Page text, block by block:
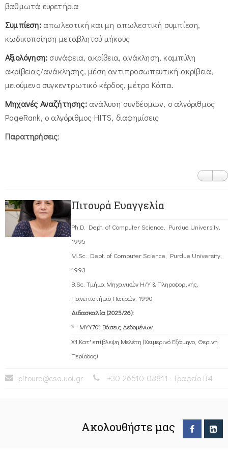
βαθμωτά ευρετήρια
Συμπίεση:απωλεστική και μη απωλεστική συμπίεση,
κωδικοποίηση μεταβλητού μήκους
Αξιολόγηση: συνάφεια, ακρίβεια, ανάκληση, καμπύλη
ακρίβειας/ανάκλησης, μέση αντιπροσωπευτική ακρίβεια,
μειούμενο συγκεντρωτικό κέρδος, μέτρο Κάπα.
Μηχανές Αναζήτησης:ανάλυση συνδέσμων, ο αλγόριθμος
PageRank, ο αλγόριθμος HITS, διαφημίσεις
Παρατηρήσεις:
Πιτουρά Ευαγγελία
Ph.D. Dept. of Computer Science, Purdue University,
1995
M.Sc. Dept. of Computer Science, Purdue University,
1993
B.Sc. Τμήμα Μηχανικών Η/Υ & Πληροφορικής,
Πανεπιστήμιο Πατρών, 1990
Διδασκαλία (2025/26):
ΜΥΥ701 Βάσεις Δεδομένων
Χ1 Κατ' επίβλεψη Μελέτη (Χειμερινό Εξάμηνο, Θερινή
Περίοδος)
pitoura@cse.uoi.gr +30-26510-08811 - Γραφείο Β4
Ακολουθήστε μας